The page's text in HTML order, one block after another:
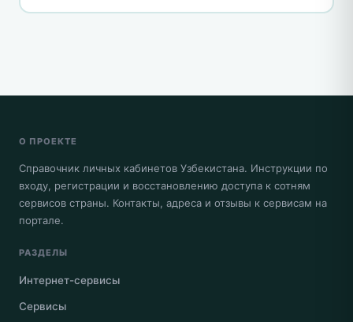
О ПРОЕКТЕ
Справочник личных кабинетов Узбекистана. Инструкции по
входу, регистрации и восстановлению доступа к сотням
сервисов страны. Контакты, адреса и отзывы к сервисам на
портале.
РАЗДЕЛЫ
Интернет-сервисы
Сервисы